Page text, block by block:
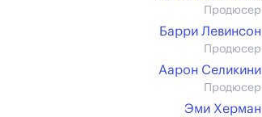
Продюсер
Барри Левинсон
Продюсер
Аарон Селикини
Продюсер
Эми Херман